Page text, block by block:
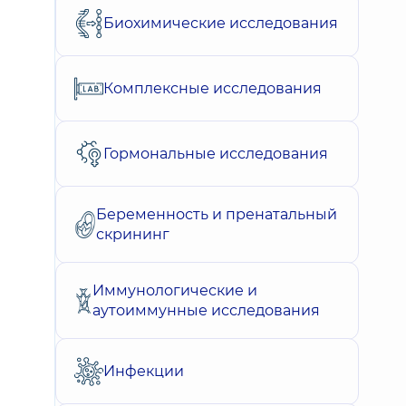
Биохимические исследования
Комплексные исследования
Гормональные исследования
Беременность и пренатальный
скрининг
Иммунологические и
аутоиммунные исследования
Инфекции